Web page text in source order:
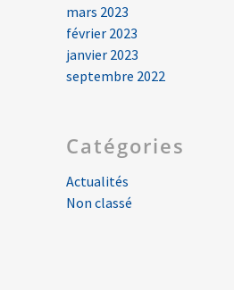
mars 2023
février 2023
janvier 2023
septembre 2022
Catégories
Actualités
Non classé